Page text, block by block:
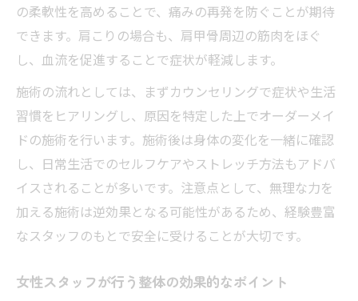
の柔軟性を高めることで、痛みの再発を防ぐことが期待
できます。肩こりの場合も、肩甲骨周辺の筋肉をほぐ
し、血流を促進することで症状が軽減します。
施術の流れとしては、まずカウンセリングで症状や生活
習慣をヒアリングし、原因を特定した上でオーダーメイ
ドの施術を行います。施術後は身体の変化を一緒に確認
し、日常生活でのセルフケアやストレッチ方法もアドバ
イスされることが多いです。注意点として、無理な力を
加える施術は逆効果となる可能性があるため、経験豊富
なスタッフのもとで安全に受けることが大切です。
女性スタッフが行う整体の効果的なポイント